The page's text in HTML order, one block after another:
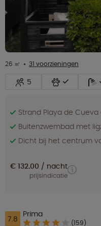
26 ㎡ 31 voorzieningen
5
Strand Playa de
Buitenzwembad met
Dicht bij het centrum
€ 132.00 nacht
prijsindicatie
7.8 Prima
(159)